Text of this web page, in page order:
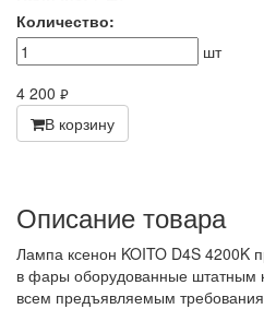
Количество:
шт
4 200 руб.
В корзину
Описание товара
Лампа ксенон KOITO D4S 4200K
в фары оборудованные штатным
всем предъявляемым